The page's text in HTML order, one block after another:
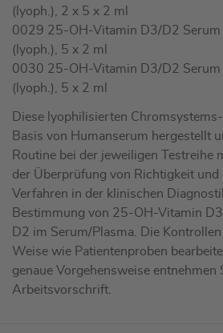
(lyoph.), 2 x 5 x 2 ml
0029 25-OH-Vitamin D3/D2 Serum
(lyoph.), 5 x 2 ml
0030 25-OH-Vitamin D3/D2 Serum
(lyoph.), 5 x 2 ml
Diese lyophilisierten
Basis von Humanserum hergestellt
Routine bei der jeweiligen Testreihe
der Überprüfung von Richtigkeit
Verfahren in der klinischen
Bestimmung von 25-OH-Vitamin
D2 im Serum/Plasma. Die
Weise wie Patientenproben
genaue Vorgehensweise entnehmen
Arbeitsvorschrift.